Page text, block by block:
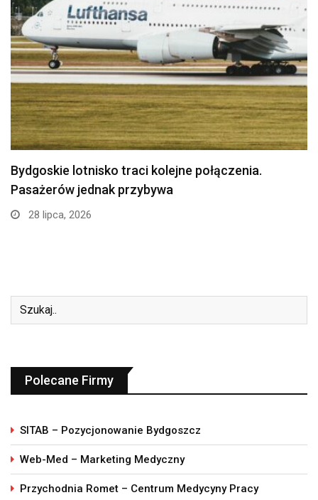
Politechnika Bydgoska przejęła stajnię w
Myślęcinku. Studenci weterynarii…
24 lipca, 2026
Polecane Firmy
SITAB – Pozycjonowanie Bydgoszcz
Web-Med – Marketing Medyczny
Przychodnia Romet – Centrum Medycyny Pracy